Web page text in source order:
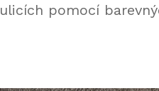
ulicích pomocí